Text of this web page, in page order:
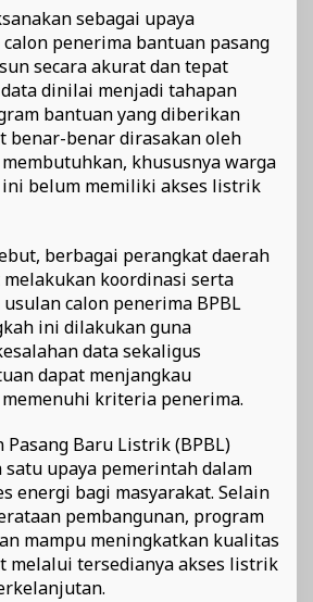
sebagai upaya
penerima bantuan pasang
secara akurat dan tepat
dinilai menjadi tahapan
bantuan yang diberikan
benar-benar dirasakan oleh
khususnya warga
ini belum memiliki akses listrik
berbagai perangkat daerah
koordinasi serta
calon penerima BPBL
ini dilakukan guna
data sekaligus
dapat menjangkau
kriteria penerima.
Pasang Baru Listrik (BPBL)
satu upaya pemerintah dalam
energi bagi masyarakat. Selain
pembangunan, program
mampu meningkatkan kualitas
melalui tersedianya akses listrik